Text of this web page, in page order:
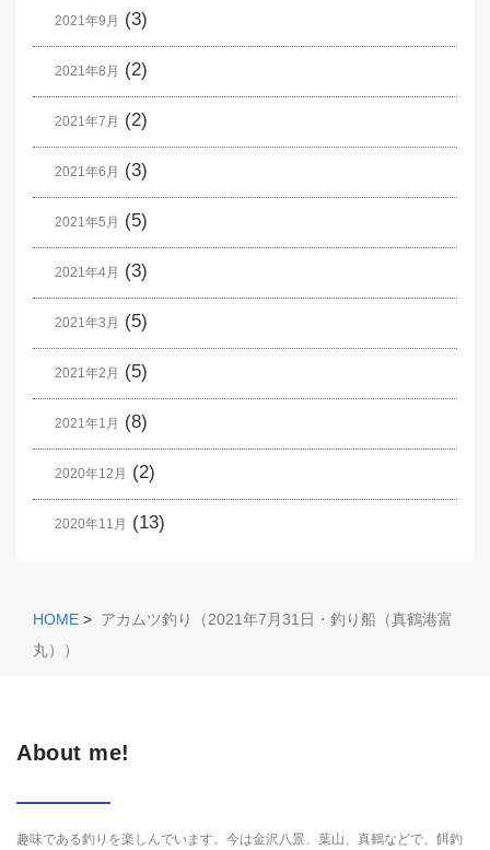
2021年9月 (3)
2021年8月 (2)
2021年7月 (2)
2021年6月 (3)
2021年5月 (5)
2021年4月 (3)
2021年3月 (5)
2021年2月 (5)
2021年1月 (8)
2020年12月 (2)
2020年11月 (13)
HOME > アカムツ釣り（2021年7月31日・釣り船（真鶴港富
丸））
About me!
趣味である釣りを楽しんでいます。今は金沢八景、葉山、真鶴などで、餌釣